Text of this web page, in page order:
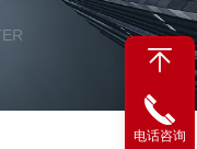
电话咨询